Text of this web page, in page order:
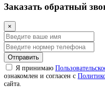
Заказать обратный
×
Отправить
Я принимаю
ознакомлен и согласен с
сайта.